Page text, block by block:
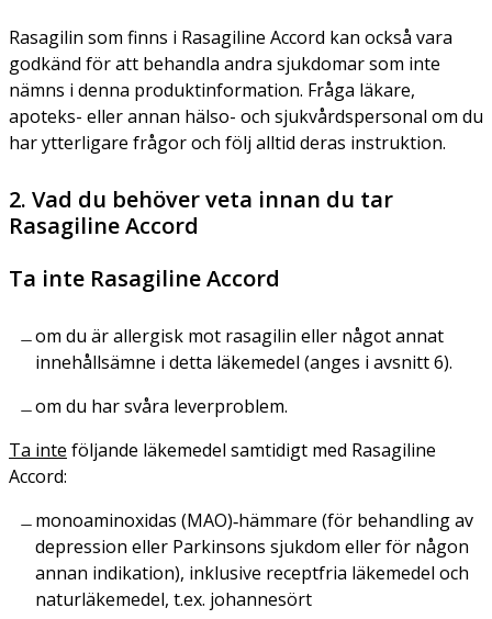
Rasagilin som finns i Rasagiline Accord kan också vara
godkänd för att behandla andra sjukdomar som inte
nämns i denna produktinformation. Fråga läkare,
apoteks- eller annan hälso- och sjukvårdspersonal om du
har ytterligare frågor och följ alltid deras instruktion.
2. Vad du behöver veta innan du tar
Rasagiline Accord
Ta inte Rasagiline Accord
om du är allergisk mot rasagilin eller något annat
innehållsämne i detta läkemedel (anges i avsnitt 6).
om du har svåra leverproblem.
Ta inte följande läkemedel samtidigt med Rasagiline
Accord:
monoaminoxidas (MAO)‑hämmare (för behandling av
depression eller Parkinsons sjukdom eller för någon
annan indikation), inklusive receptfria läkemedel och
naturläkemedel, t.ex. johannesört